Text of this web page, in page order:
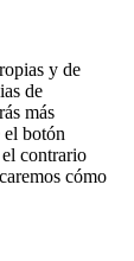
y de
de
más
el botón
contrario
cómo